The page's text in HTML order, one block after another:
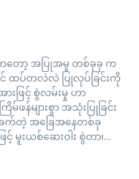
ကတော့ အပြုအမူ တစ်ခုခု က
ထပ်တလဲလဲ ပြုလုပ်ခြင်းကို
ဖြင့် စွဲလမ်းမှု ဟာ
မ်ဖန်များစွာ အသုံးပြုခြင်း
ခက်တဲ့ အခြေအနေတစ်ခု
မူးယစ်ဆေးဝါး စွဲတာ၊...